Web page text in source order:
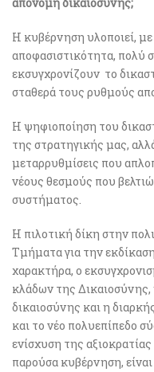
Η κυβέρνηση υλοποιεί,
αποφασιστικότητα, πολύ
εκσυγχρονίζουν το
σταθερά τους ρυθμούς
Η ψηφιοποίηση του
της στρατηγικής μας,
μεταρρυθμίσεις που
νέους θεσμούς που
συστήματος.
Η πιλοτική δίκη στην
Τμήματα για την
χαρακτήρα, ο
κλάδων της
δικαιοσύνης και η
και το νέο πολυεπίπεδο
ενίσχυση της
παρούσα κυβέρνηση,